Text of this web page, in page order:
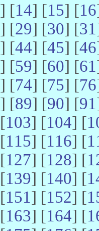
] [14] [15] [16
] [29] [30] [31
] [44] [45] [46
] [59] [60] [61
] [74] [75] [76
] [89] [90] [91
103] [104] [
115] [116] [
127] [128] [
139] [140] [
151] [152] [
163] [164] [